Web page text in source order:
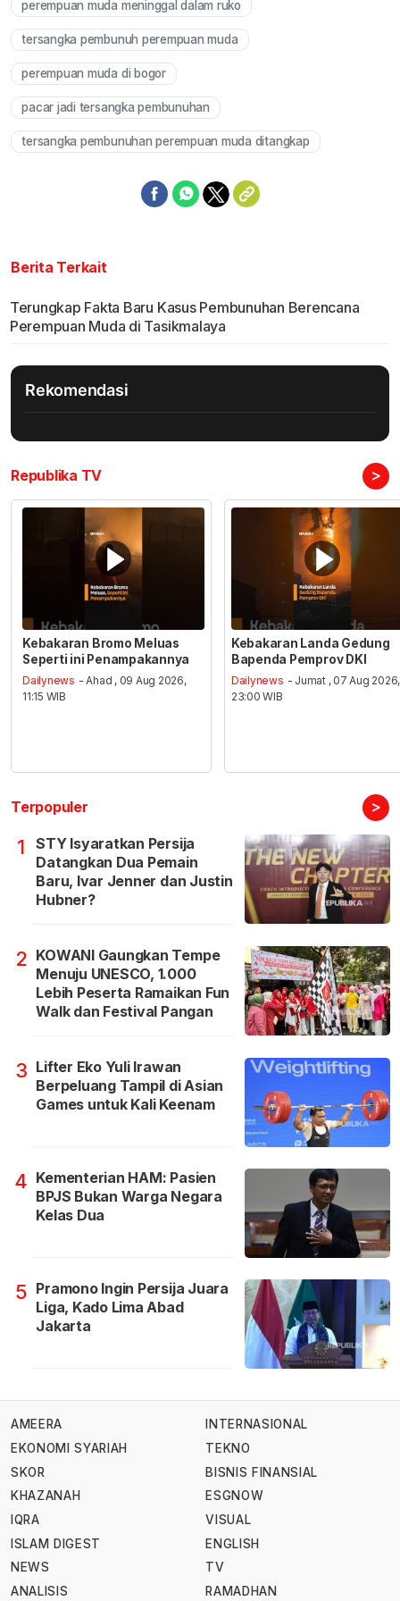
perempuan muda meninggal dalam ruko
tersangka pembunuh perempuan muda
perempuan muda di bogor
pacar jadi tersangka pembunuhan
tersangka pembunuhan perempuan muda ditangkap
Berita Terkait
Terungkap Fakta Baru Kasus Pembunuhan Berencana
Perempuan Muda di Tasikmalaya
Rekomendasi
Republika TV >
Kebakaran Bromo Meluas
Seperti ini Penampakannya
Dailynews - Ahad , 09 Aug 2026,
11:15 WIB
Kebakaran Landa Gedung
Bapenda Pemprov DKI
Dailynews - Jumat , 07 Aug 2026,
23:00 WIB
Terpopuler >
1
STY Isyaratkan Persija
Datangkan Dua Pemain
Baru, Ivar Jenner dan Justin
Hubner?
2 KOWANI Gaungkan Tempe
Menuju UNESCO, 1.000
Lebih Peserta Ramaikan Fun
Walk dan Festival Pangan
3 Lifter Eko Yuli Irawan
Berpeluang Tampil di Asian
Games untuk Kali Keenam
4 Kementerian HAM: Pasien
BPJS Bukan Warga Negara
Kelas Dua
5 Pramono Ingin Persija Juara
Liga, Kado Lima Abad
Jakarta
AMEERA
EKONOMI SYARIAH
SKOR
KHAZANAH
IQRA
ISLAM DIGEST
NEWS
ANALISIS
INTERNASIONAL
TEKNO
BISNIS FINANSIAL
ESGNOW
VISUAL
ENGLISH
TV
RAMADHAN